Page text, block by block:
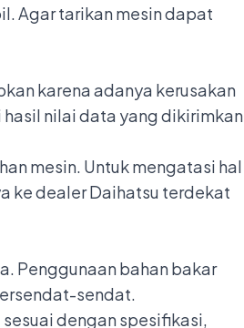
Agar tarikan mesin dapat
karena adanya kerusakan
nilai data yang dikirimkan
mesin. Untuk mengatasi hal
kedealer Daihatsu terdekat
Penggunaan bahan bakar
sendat.
dengan spesifikasi,